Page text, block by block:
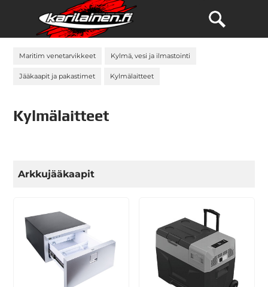
Maritim venetarvikkeet Kylmä, vesi ja ilmastointi
Jääkaapit ja pakastimet Kylmälaitteet
Kylmälaitteet
Arkkujääkaapit